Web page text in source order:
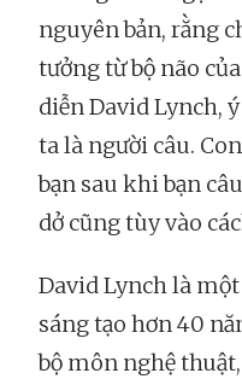
nguyên bản, rằng
tưởng từ bộ não
diễn David Lynch,
ta là người câu.
bạn sau khi bạn
dở cũng tùy vào
David Lynch là
sáng tạo hơn 40
bộ môn nghệ